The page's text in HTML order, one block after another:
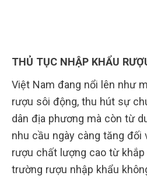
THỦ TỤC NHẬP KHẨU
Việt Nam đang nổi lên như
rượu sôi động, thu hút sự
dân địa phương mà còn từ
nhu cầu ngày càng tăng đối
rượu chất lượng cao từ
trường rượu nhập khẩu